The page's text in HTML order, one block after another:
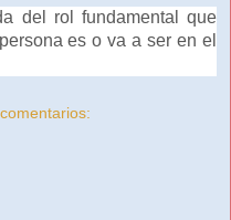
del rol fundamental que
es o va a ser en el